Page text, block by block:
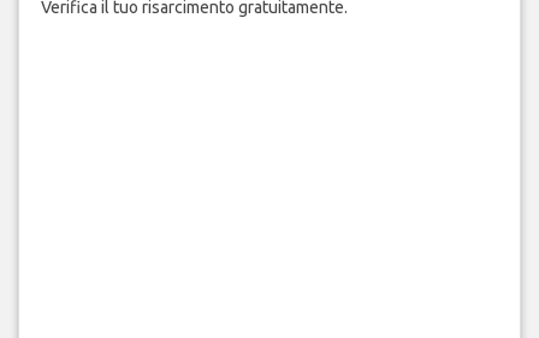
Verifica il tuo risarcimento gratuitamente.